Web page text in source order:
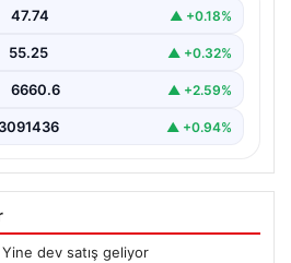
Dublin’deki Dalymount…
47.74 ▲ +0.18%
55.25 ▲ +0.32%
6660.6 ▲ +2.59%
3091436 ▲ +0.94%
dev satış geliyor